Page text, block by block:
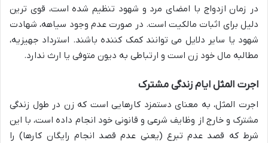
در زمان ازدواج با امضای مرد و شهود تنظیم شده است، قوی ترین
دلیل برای اثبات مالکیت است. در صورت عدم وجود سیاهه، شهادت
شهود یا سایر دلایل می توانند کمک کننده باشند. استرداد جهیزیه،
مطالبه مال خود زن است و ارتباطی به دیون متوفی یا ارث ندارد.
اجرت المثل ایام زندگی مشترک
اجرت المثل، به معنای دستمزد کارهایی است که زن در طول زندگی
مشترک و خارج از وظایف شرعی و قانونی خود انجام داده است، با این
شرط که قصد عدم تبرع (یعنی عدم قصد انجام رایگان کارها) را